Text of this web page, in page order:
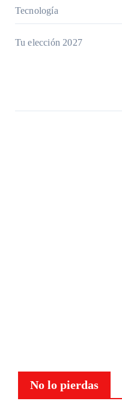
Tecnología
Tu elección 2027
No lo pierdas